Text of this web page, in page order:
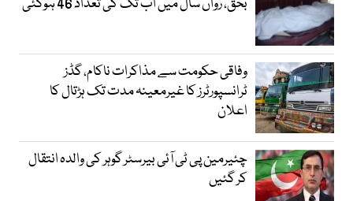
بحق، رواں سال میں اب تک کی تعداد 46 ہوگئی
وفاقی حکومت سے مذاکرات ناکام، گڈز
ٹرانسپورٹرز کا غیرمعینہ مدت تک ہڑتال کا
اعلان
چئیرمین پی ٹی آئی بیرسٹر گوہر کی والدہ انتقال
کر گئیں